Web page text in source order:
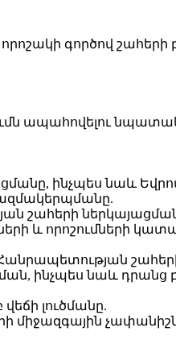
գործով
ապահովելու
ինչպես նաև
շահերի
և որոշումների
ինչպես նաև դրանց
լուծմանը.
միջազգային